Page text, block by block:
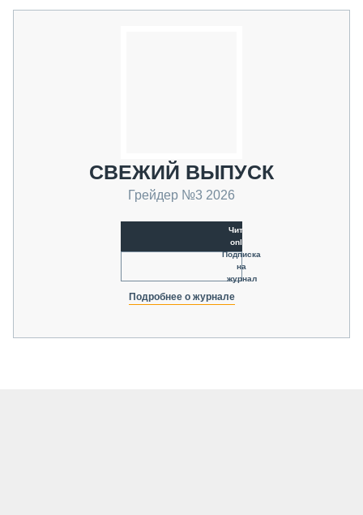
СВЕЖИЙ ВЫПУСК
Грейдер №3 2026
Читать
online
Подписка
на
журнал
Подробнее о журнале